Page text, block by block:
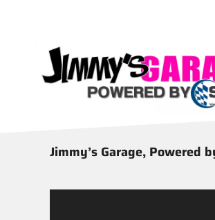
Jimmy’s Garage, Powered